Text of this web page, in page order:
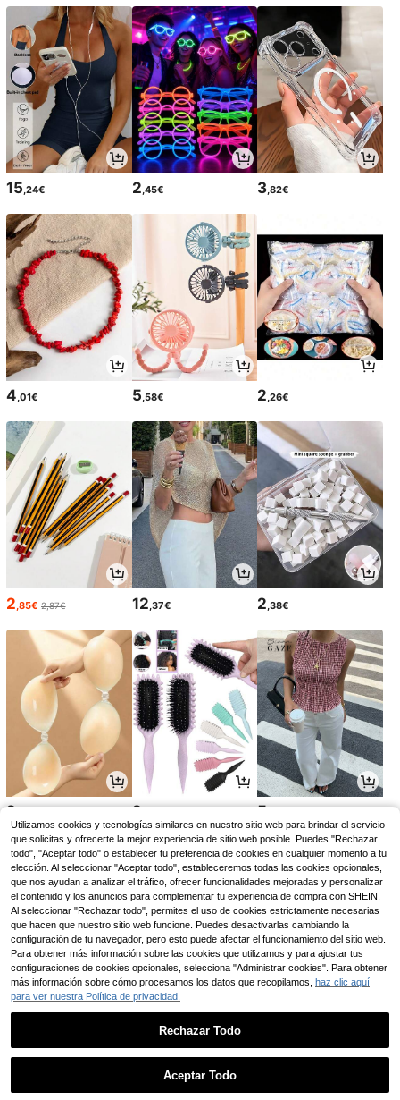
1
15,24€ 2,45€ 3,82€
4,01€ 5,58€ 2,26€
2 ,85€ 2,87€ 12 ,37€ 2 ,38€
2 2 5
9
Utilizamos cookies y tecnologías similares en nuestro sitio web para brindar el servicio
que solicitas y ofrecerte la mejor experiencia de sitio web posible. Puedes "Rechazar
todo", "Aceptar todo" o establecer tu preferencia de cookies en cualquier momento a tu
elección. Al seleccionar "Aceptar todo", estableceremos todas las cookies opcionales,
que nos ayudan a analizar el tráfico, ofrecer funcionalidades mejoradas y personalizar
el contenido y los anuncios para complementar tu experiencia de compra con SHEIN.
Al seleccionar "Rechazar todo", permites el uso de cookies estrictamente necesarias
que hacen que nuestro sitio web funcione. Puedes desactivarlas cambiando la
configuración de tu navegador, pero esto puede afectar el funcionamiento del sitio web.
Para obtener más información sobre las cookies que utilizamos y para ajustar tus
configuraciones de cookies opcionales, selecciona "Administrar cookies". Para obtener
más información sobre cómo procesamos los datos que recopilamos, haz clic aquí
para ver nuestra Política de privacidad.
Rechazar Todo
Aceptar Todo